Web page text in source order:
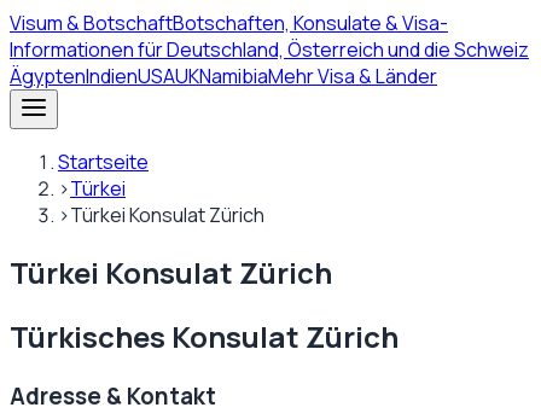
Visum& BotschaftBotschaften, Konsulate & Visa-
Informationen für Deutschland, Österreich und die Schweiz
ÄgyptenIndienUSAUKNamibiaMehr Visa & Länder
Startseite
›Türkei
›Türkei Konsulat Zürich
Türkei Konsulat Zürich
Türkisches Konsulat Zürich
Adresse & Kontakt